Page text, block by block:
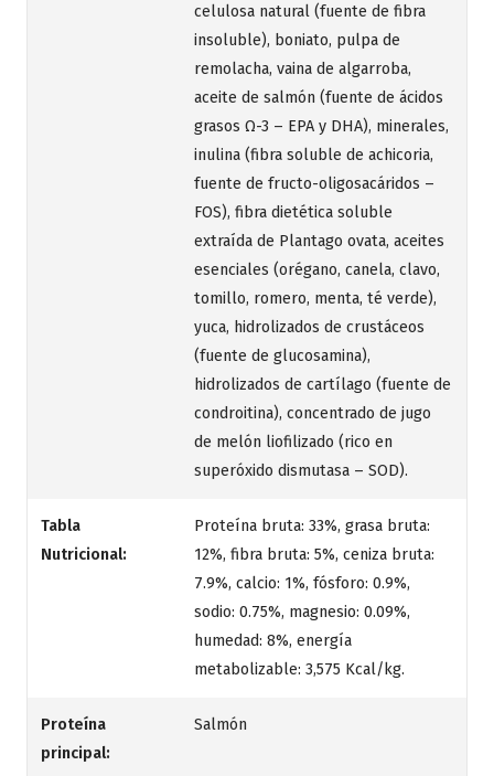
celulosa natural (fuente de fibra
insoluble), boniato, pulpa de
remolacha, vaina de algarroba,
aceite de salmón (fuente de ácidos
grasos Ω-3 – EPA y DHA), minerales,
inulina (fibra soluble de achicoria,
fuente de fructo-oligosacáridos –
FOS), fibra dietética soluble
extraída de Plantago ovata, aceites
esenciales (orégano, canela, clavo,
tomillo, romero, menta, té verde),
yuca, hidrolizados de crustáceos
(fuente de glucosamina),
hidrolizados de cartílago (fuente de
condroitina), concentrado de jugo
de melón liofilizado (rico en
superóxido dismutasa – SOD).
Tabla
Nutricional:
Proteína bruta: 33%, grasa bruta:
12%, fibra bruta: 5%, ceniza bruta:
7.9%, calcio: 1%, fósforo: 0.9%,
sodio: 0.75%, magnesio: 0.09%,
humedad: 8%, energía
metabolizable: 3,575 Kcal/kg.
Proteína
principal:
Salmón